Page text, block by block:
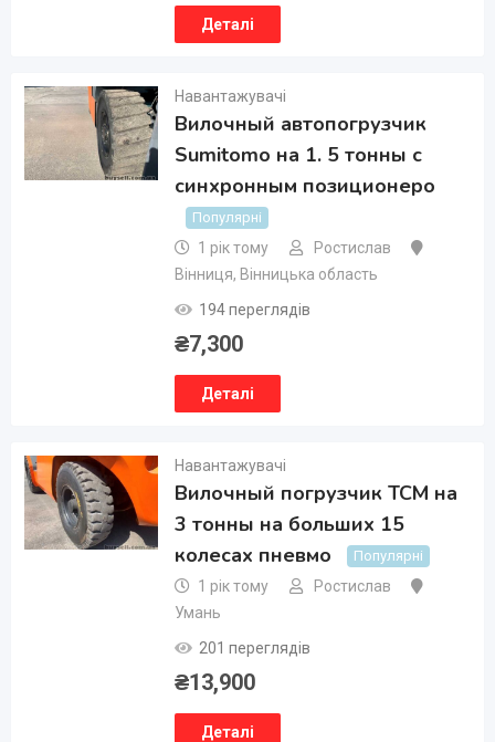
Деталі
Навантажувачі
Вилочный автопогрузчик
Sumitomo на 1. 5 тонны с
синхронным позиционеро
Популярні
1 рік тому
Ростислав
Вінниця, Вінницька область
194 переглядів
₴7,300
Деталі
Навантажувачі
Вилочный погрузчик TCM на
3 тонны на больших 15
колесах пневмо
Популярні
1 рік тому
Ростислав
Умань
201 переглядів
₴13,900
Деталі